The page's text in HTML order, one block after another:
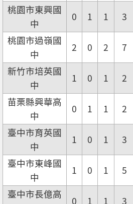
桃園市東興國
中
0 1 1 3
桃園市過嶺國
中
2 0 2 7
新竹市培英國
中
1 0 1 2
苗栗縣興華高
中
0 1 1 2
臺中市育英國
中
1 0 1 3
臺中市東峰國
中
1 0 1 5
臺中市長億高
0 1 1 3